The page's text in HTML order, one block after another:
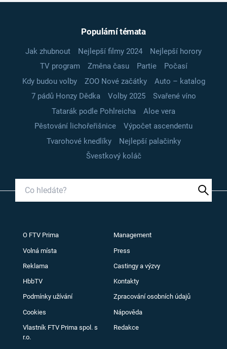
Populární témata
Jak zhubnout Nejlepší filmy 2024
Nejlepší horory
TV program
Změna času Partie
Počasí
Kdy budou volby
ZOO Nové začátky
Auto – katalog
7 pádů Honzy Dědka
Volby 2025
Svařené víno
Tatarák podle Pohlreicha
Aloe vera
Pěstování lichořeřišnice
Výpočet ascendentu
Tvarohové knedlíky
Nejlepší palačinky
Švestkový koláč
O FTV Prima Management
Volná místa Press
Reklama Castingy a výzvy
HbbTV Kontakty
Podmínky užívání Zpracování osobních údajů
Cookies Nápověda
Vlastník FTV Prima spol. s
r.o.
Redakce